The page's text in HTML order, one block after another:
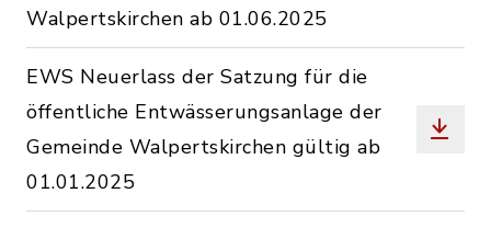
Walpertskirchen ab 01.06.2025
EWS Neuerlass der Satzung für die
öffentliche Entwässerungsanlage der
Gemeinde Walpertskirchen gültig ab
01.01.2025